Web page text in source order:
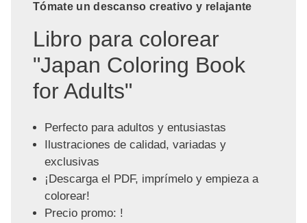
Tómate un descanso creativo y relajante
Libro para colorear
"Japan Coloring Book
for Adults"
Perfecto para adultos y entusiastas
Ilustraciones de calidad, variadas y
exclusivas
¡Descarga el PDF, imprímelo y empieza a
colorear!
Precio promo: !